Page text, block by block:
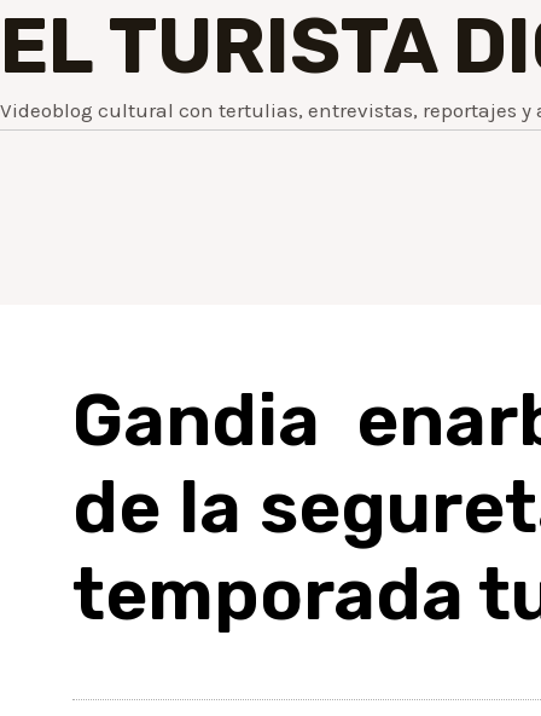
EL TURISTA
Videoblog cultural con tertulias, entrevistas, reportajes y
Gandia
de la
temporada